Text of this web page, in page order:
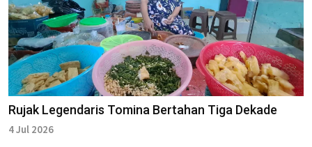
Rujak Legendaris Tomina Bertahan Tiga Dekade
4 Jul 2026